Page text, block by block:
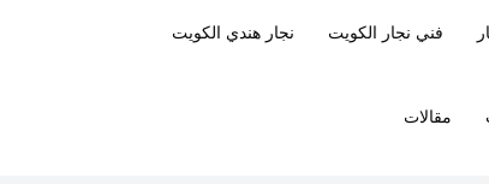
فني نجار الكويت نجار هندي الكويت
مقالات